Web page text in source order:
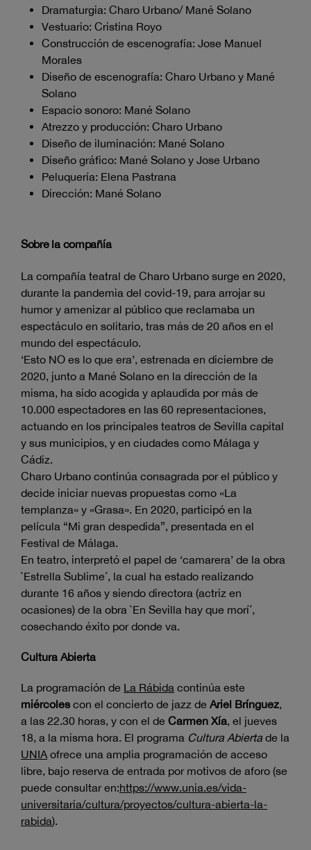
Dramaturgia: Charo Urbano/ Mané Solano
Vestuario: Cristina Royo
Construcción de escenografía: Jose Manuel
Morales
Diseño de escenografía: Charo Urbano y Mané
Solano
Espacio sonoro: Mané Solano
Atrezzo y producción: Charo Urbano
Diseño de iluminación: Mané Solano
Diseño gráfico: Mané Solano y Jose Urbano
Peluquería: Elena Pastrana
Dirección: Mané Solano
Sobre la compañía
La compañía teatral de Charo Urbano surge en 2020,
durante la pandemia del covid-19, para arrojar su
humor y amenizar al público que reclamaba un
espectáculo en solitario, tras más de 20 años en el
mundo del espectáculo.
‘Esto NO es lo que era’, estrenada en diciembre de
2020, junto a Mané Solano en la dirección de la
misma, ha sido acogida y aplaudida por más de
10.000 espectadores en las 60 representaciones,
actuando en los principales teatros de Sevilla capital
y sus municipios, y en ciudades como Málaga y
Cádiz.
Charo Urbano continúa consagrada por el público y
decide iniciar nuevas propuestas como «La
templanza» y «Grasa». En 2020, participó en la
película “Mi gran despedida”, presentada en el
Festival de Málaga.
En teatro, interpretó el papel de ‘camarera’ de la obra
`Estrella Sublime´, la cual ha estado realizando
durante 16 años y siendo directora (actriz en
ocasiones) de la obra `En Sevilla hay que morí´,
cosechando éxito por donde va.
Cultura Abierta
La programación de La Rábida continúa este
miércoles con el concierto de jazz de Ariel Brínguez,
a las 22.30 horas, y con el de Carmen Xía, el jueves
18, a la misma hora. El programa Cultura Abierta de la
UNIA ofrece una amplia programación de acceso
libre, bajo reserva de entrada por motivos de aforo (se
puede consultar en:https://www.unia.es/vida-
universitaria/cultura/proyectos/cultura-abierta-la-
rabida).